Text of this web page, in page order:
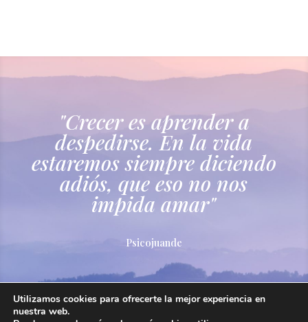
"Crecer es aprender a
despedirse. En la vida
estaremos siempre diciendo
adiós, que eso no nos
impida amar"
Psicojuande
Utilizamos cookies para ofrecerte la mejor experiencia en
nuestra web.